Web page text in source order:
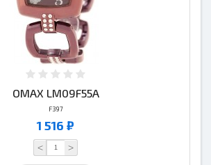
OMAX LM09F55A
F397
1 516 ₽
< >